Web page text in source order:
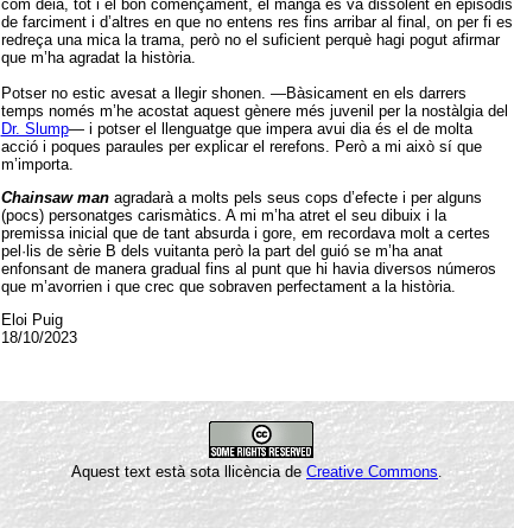
com deia, tot i el bon començament, el manga es va dissolent en episodis
de farciment i d’altres en que no entens res fins arribar al final, on per fi es
redreça una mica la trama, però no el suficient perquè hagi pogut afirmar
que m’ha agradat la història.
Potser no estic avesat a llegir shonen. —Bàsicament en els darrers
temps només m’he acostat aquest gènere més juvenil per la nostàlgia del
Dr. Slump— i potser el llenguatge que impera avui dia és el de molta
acció i poques paraules per explicar el rerefons. Però a mi això sí que
m’importa.
Chainsaw managradarà a molts pels seus cops d’efecte i per alguns
(pocs) personatges carismàtics. A mi m’ha atret el seu dibuix i la
premissa inicial que de tant absurda i gore, em recordava molt a certes
pel·lis de sèrie B dels vuitanta però la part del guió se m’ha anat
enfonsant de manera gradual fins al punt que hi havia diversos números
que m’avorrien i que crec que sobraven perfectament a la història.
Eloi Puig
18/10/2023
Aquest text està sota llicència de Creative Commons.